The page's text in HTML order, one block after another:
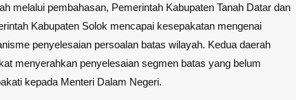
melalui pembahasan, Pemerintah Kabupaten Tanah Datar dan
Kabupaten Solok mencapai kesepakatan mengenai
penyelesaian persoalan batas wilayah. Kedua daerah
menyerahkan penyelesaian segmen batas yang belum
kepada Menteri Dalam Negeri.